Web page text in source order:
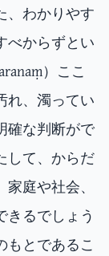
、わかりやす
べからずとい
）ここ
れ、濁ってい
確な判断がで
して、からだ
庭や社会、
きるでしょう
もとであるこ